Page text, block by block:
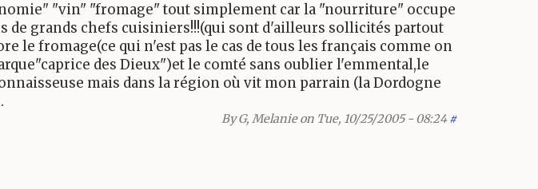
"vin" "fromage" tout simplement car la "nourriture" occupe
de grands chefs cuisiniers!!!(qui sont d'ailleurs sollicités partout
le fromage(ce qui n'est pas le cas de tous les français comme on
des Dieux")et le comté sans oublier l'emmental,le
mais dans la région où vit mon parrain (la Dordogne
ByG, Melanieon Tue, 10/25/2005 - 08:24 #